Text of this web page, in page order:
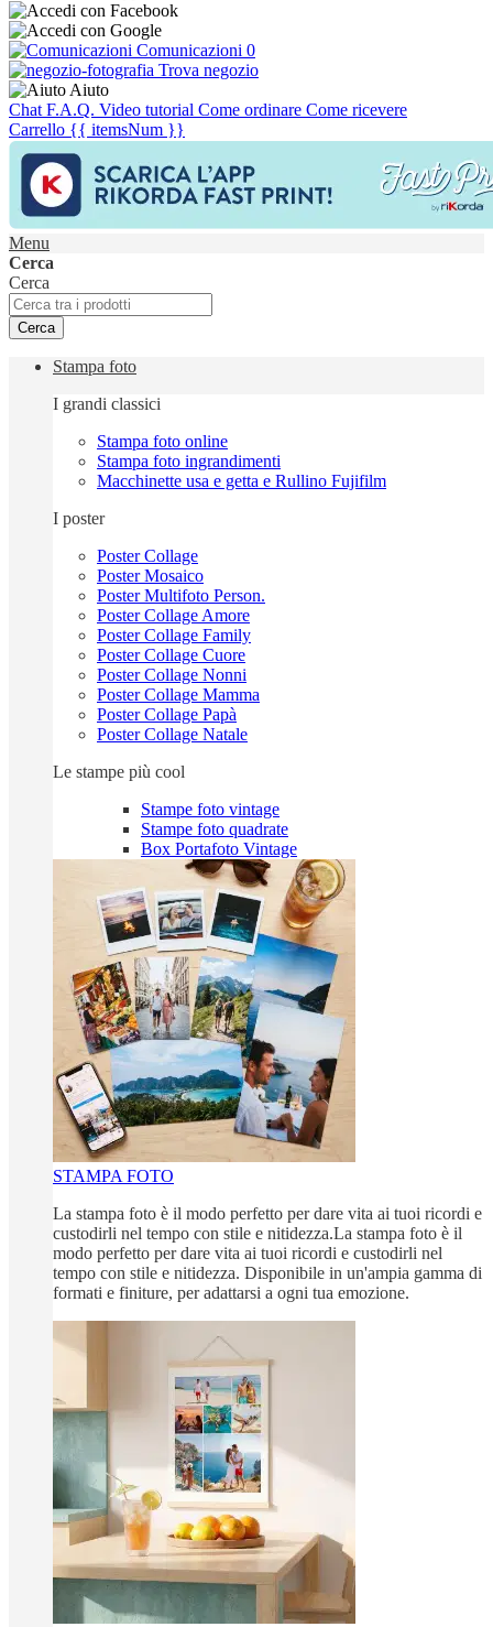
Comunicazioni 0
Trova negozio
Aiuto
Chat F.A.Q. Video tutorial Come ordinare Come ricevere
Carrello {{ itemsNum }}
Menu
Cerca
Cerca
Cerca
Stampa foto
I grandi classici
Stampa foto online
Stampa foto ingrandimenti
Macchinette usa e getta e Rullino Fujifilm
I poster
Poster Collage
Poster Mosaico
Poster Multifoto Person.
Poster Collage Amore
Poster Collage Family
Poster Collage Cuore
Poster Collage Nonni
Poster Collage Mamma
Poster Collage Papà
Poster Collage Natale
Le stampe più cool
Stampe foto vintage
Stampe foto quadrate
Box Portafoto Vintage
STAMPA FOTO
La stampa foto è il modo perfetto per dare vita ai tuoi ricordi e
custodirli nel tempo con stile e nitidezza.La stampa foto è il
modo perfetto per dare vita ai tuoi ricordi e custodirli nel
tempo con stile e nitidezza. Disponibile in un'ampia gamma di
formati e finiture, per adattarsi a ogni tua emozione.